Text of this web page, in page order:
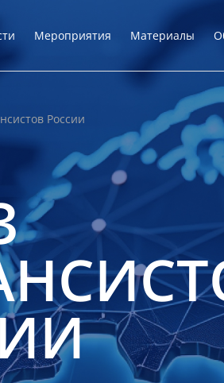
Мероприятия Материалы
России